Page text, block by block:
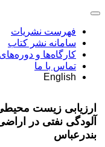
فهرست نشریات
سامانه نشر کتاب
کارگاه‌ها و
تماس با ما
English
ارزیابی زیست
آلودگی نفتی در
بندرعباس